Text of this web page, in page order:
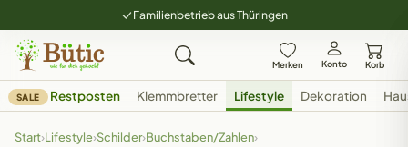
Familienbetrieb aus Thüringen
Merken Konto Korb
SALE Restposten Klemmbretter Lifestyle Dekoration
Start›Lifestyle›Schilder›Buchstaben/Zahlen›